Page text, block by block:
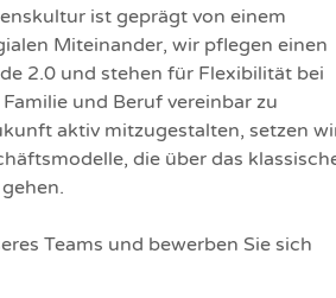
ist geprägt von einem
Miteinander, wir pflegen einen
2.0 und stehen für Flexibilität bei
und Beruf vereinbar zu
aktiv mitzugestalten, setzen
die über das
Teams und bewerben Sie sich